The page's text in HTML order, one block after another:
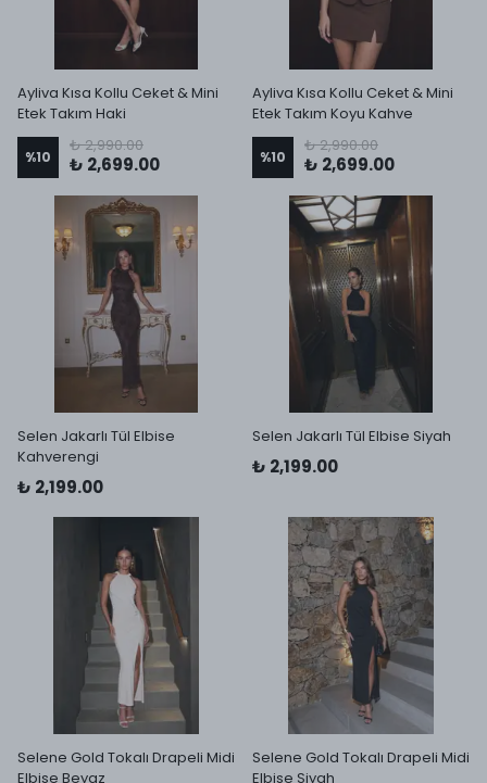
Ayliva Kısa Kollu Ceket & Mini
Etek Takım Haki
%10
₺ 2,990.00
₺ 2,699.00
Ayliva Kısa Kollu Ceket & Mini
Etek Takım Koyu Kahve
%10
₺ 2,990.00
₺ 2,699.00
Selen Jakarlı Tül Elbise
Kahverengi
₺ 2,199.00
Selen Jakarlı Tül Elbise Siyah
₺ 2,199.00
Selene Gold Tokalı Drapeli Midi
Elbise Beyaz
Selene Gold Tokalı Drapeli Midi
Elbise Siyah